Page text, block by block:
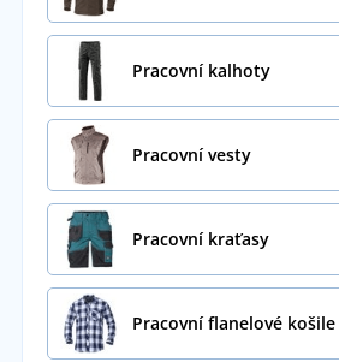
Pracovní kalhoty
Pracovní vesty
Pracovní kraťasy
Pracovní flanelové košile